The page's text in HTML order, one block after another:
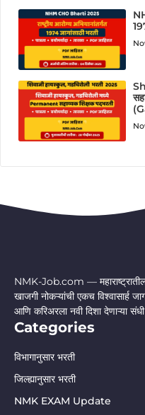
NMK-Job.com — महाराष्ट्रातील
खाजगी नोकऱ्यांची एकच विश्वासार्ह
आणि करिअरला नवी दिशा देणाऱ्या
Categories
विभागानुसार भरती
जिल्ह्यानुसार भरती
NMK EXAM Update